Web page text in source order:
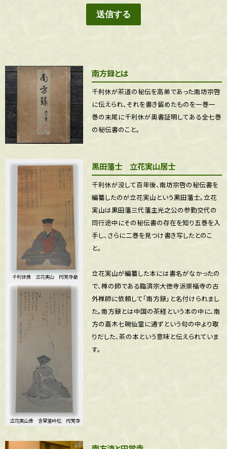
お問い合わせ
事務局
メール：info@sadou-otemae.com
電話：シップス㈱内 TEL092-771-8901(平日10:30〜17:00)
南方録とは
千利休が茶道の秘伝を高弟であった南坊宗啓
に伝えられ、それを書き留めたものを一巻一
巻の末尾に千利休が奥書証明してある全七巻
の秘伝書のこと。
黒田藩士 立花実山居士
千利休が没して百年後、南坊宗啓の秘伝書を
編纂したのが立花実山という黒田藩士。立花
実山は黒田藩三代藩主光之公の参勤交代の
同行途中にその秘伝書の存在を知り五巻を入
手し、さらに二巻を見つけ書き写したとのこ
と。
立花実山が編纂した本には書名がなかったの
で、禅の師である臨済宗大徳寺派崇福寺の古
外禅師に依頼して「南方録」と名付けられまし
た。南方録とは中国の茶経という本の中に、南
方の嘉木七碗仙霊に通ずという句の中より取
りだした、茶の本という意味と伝えられていま
す。